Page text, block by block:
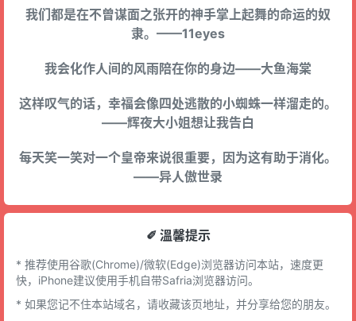
我们都是在不曾谋面之张开的神手掌上起舞的命运的奴
隶。——11eyes
我会化作人间的风雨陪在你的身边——大鱼海棠
这样叹气的话，幸福会像四处逃散的小蜘蛛一样溜走的。
——辉夜大小姐想让我告白
每天笑一笑对一个皇帝来说很重要，因为这有助于消化。
——异人傲世录
✐ 溫馨提示
* 推荐使用谷歌(Chrome)/微软(Edge)浏览器访问本站，速度更
快，iPhone建议使用手机自带Safria浏览器访问。
* 如果您记不住本站域名，请收藏该页地址，并分享给您的朋友。